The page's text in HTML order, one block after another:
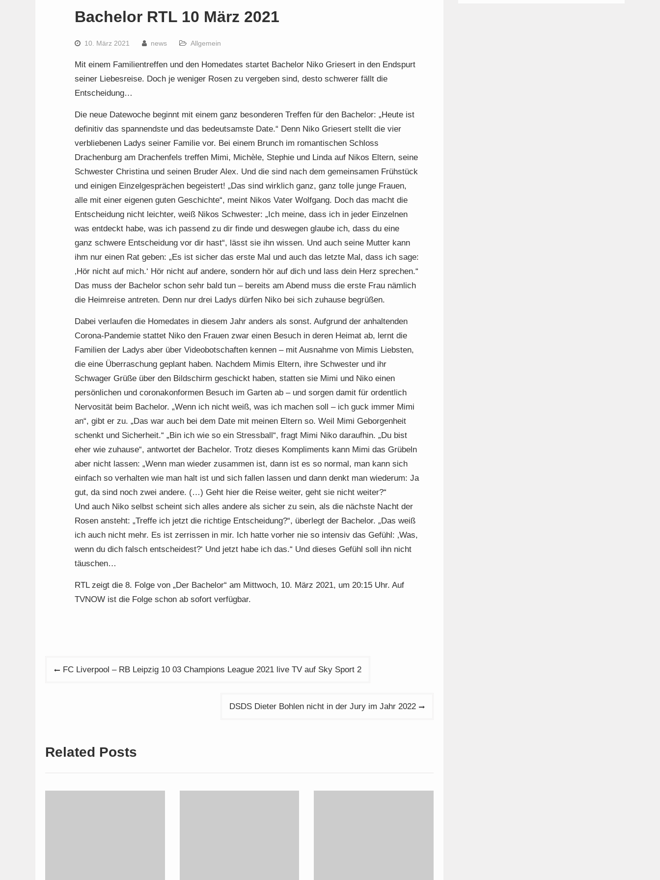
Bachelor RTL 10 März 2021
10. März 2021 news Allgemein
Mit einem Familientreffen und den Homedates startet Bachelor Niko Griesert in den Endspurt
seiner Liebesreise. Doch je weniger Rosen zu vergeben sind, desto schwerer fällt die
Entscheidung…
Die neue Datewoche beginnt mit einem ganz besonderen Treffen für den Bachelor: „Heute ist
definitiv das spannendste und das bedeutsamste Date.“ Denn Niko Griesert stellt die vier
verbliebenen Ladys seiner Familie vor. Bei einem Brunch im romantischen Schloss
Drachenburg am Drachenfels treffen Mimi, Michèle, Stephie und Linda auf Nikos Eltern, seine
Schwester Christina und seinen Bruder Alex. Und die sind nach dem gemeinsamen Frühstück
und einigen Einzelgesprächen begeistert! „Das sind wirklich ganz, ganz tolle junge Frauen,
alle mit einer eigenen guten Geschichte“, meint Nikos Vater Wolfgang. Doch das macht die
Entscheidung nicht leichter, weiß Nikos Schwester: „Ich meine, dass ich in jeder Einzelnen
was entdeckt habe, was ich passend zu dir finde und deswegen glaube ich, dass du eine
ganz schwere Entscheidung vor dir hast“, lässt sie ihn wissen. Und auch seine Mutter kann
ihm nur einen Rat geben: „Es ist sicher das erste Mal und auch das letzte Mal, dass ich sage:
‚Hör nicht auf mich.‘ Hör nicht auf andere, sondern hör auf dich und lass dein Herz sprechen.“
Das muss der Bachelor schon sehr bald tun – bereits am Abend muss die erste Frau nämlich
die Heimreise antreten. Denn nur drei Ladys dürfen Niko bei sich zuhause begrüßen.
Dabei verlaufen die Homedates in diesem Jahr anders als sonst. Aufgrund der anhaltenden
Corona-Pandemie stattet Niko den Frauen zwar einen Besuch in deren Heimat ab, lernt die
Familien der Ladys aber über Videobotschaften kennen – mit Ausnahme von Mimis Liebsten,
die eine Überraschung geplant haben. Nachdem Mimis Eltern, ihre Schwester und ihr
Schwager Grüße über den Bildschirm geschickt haben, statten sie Mimi und Niko einen
persönlichen und coronakonformen Besuch im Garten ab – und sorgen damit für ordentlich
Nervosität beim Bachelor. „Wenn ich nicht weiß, was ich machen soll – ich guck immer Mimi
an“, gibt er zu. „Das war auch bei dem Date mit meinen Eltern so. Weil Mimi Geborgenheit
schenkt und Sicherheit.“ „Bin ich wie so ein Stressball“, fragt Mimi Niko daraufhin. „Du bist
eher wie zuhause“, antwortet der Bachelor. Trotz dieses Kompliments kann Mimi das Grübeln
aber nicht lassen: „Wenn man wieder zusammen ist, dann ist es so normal, man kann sich
einfach so verhalten wie man halt ist und sich fallen lassen und dann denkt man wiederum: Ja
gut, da sind noch zwei andere. (…) Geht hier die Reise weiter, geht sie nicht weiter?“
Und auch Niko selbst scheint sich alles andere als sicher zu sein, als die nächste Nacht der
Rosen ansteht: „Treffe ich jetzt die richtige Entscheidung?“, überlegt der Bachelor. „Das weiß
ich auch nicht mehr. Es ist zerrissen in mir. Ich hatte vorher nie so intensiv das Gefühl: ‚Was,
wenn du dich falsch entscheidest?‘ Und jetzt habe ich das.“ Und dieses Gefühl soll ihn nicht
täuschen…
RTL zeigt die 8. Folge von „Der Bachelor“ am Mittwoch, 10. März 2021, um 20:15 Uhr. Auf
TVNOW ist die Folge schon ab sofort verfügbar.
Beitragsnavigation
FC Liverpool – RB Leipzig 10 03 Champions League 2021 live TV auf Sky Sport 2
DSDS Dieter Bohlen nicht in der Jury im Jahr 2022
Related Posts